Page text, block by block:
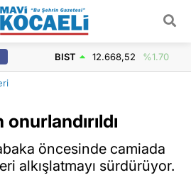
BIST 12.668,52 %1.70
öncesinde camiada
alkışlatmayı sürdürüyor.